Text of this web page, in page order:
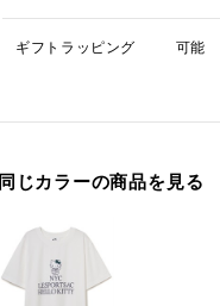
ギフトラッピング 可能
同じカラーの商品を見る